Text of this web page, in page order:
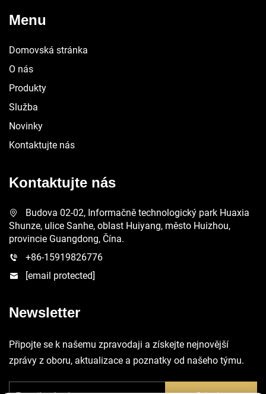
Menu
Domovská stránka
O nás
Produkty
Služba
Novinky
Kontaktujte nás
Kontaktujte nás
Budova 02-02, Informačně technologický park Huaxia
Shunze, ulice Sanhe, oblast Huiyang, město Huizhou,
provincie Guangdong, Čína.
+86-15919826776
[email protected]
Newsletter
Připojte se k našemu zpravodaji a získejte nejnovější
zprávy z oboru, aktualizace a poznatky od našeho týmu.